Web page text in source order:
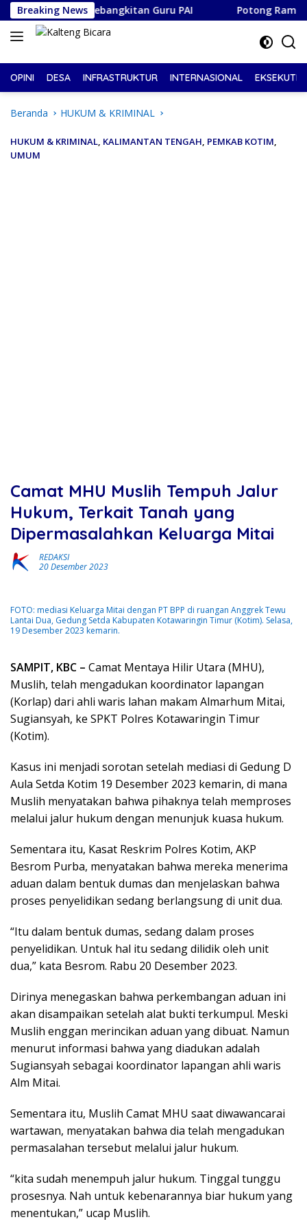
Langsung
ke
konten
Breaking News
Kebangkitan Guru PAI Potong Rambut Bayar
OPINI DESA INFRASTRUKTUR INTERNASIONAL EKSEKUTIF
Beranda HUKUM & KRIMINAL
HUKUM & KRIMINAL, KALIMANTAN TENGAH, PEMKAB KOTIM,
UMUM
Camat MHU Muslih Tempuh Jalur
Hukum, Terkait Tanah yang
Dipermasalahkan Keluarga Mitai
REDAKSI
20 Desember 2023
FOTO: mediasi Keluarga Mitai dengan PT BPP di ruangan Anggrek Tewu
Lantai Dua, Gedung Setda Kabupaten Kotawaringin Timur (Kotim). Selasa,
19 Desember 2023 kemarin.
SAMPIT, KBC – Camat Mentaya Hilir Utara (MHU),
Muslih, telah mengadukan koordinator lapangan
(Korlap) dari ahli waris lahan makam Almarhum Mitai,
Sugiansyah, ke SPKT Polres Kotawaringin Timur
(Kotim).
Kasus ini menjadi sorotan setelah mediasi di Gedung D
Aula Setda Kotim 19 Desember 2023 kemarin, di mana
Muslih menyatakan bahwa pihaknya telah memproses
melalui jalur hukum dengan menunjuk kuasa hukum.
Sementara itu, Kasat Reskrim Polres Kotim, AKP
Besrom Purba, menyatakan bahwa mereka menerima
aduan dalam bentuk dumas dan menjelaskan bahwa
proses penyelidikan sedang berlangsung di unit dua.
“Itu dalam bentuk dumas, sedang dalam proses
penyelidikan. Untuk hal itu sedang dilidik oleh unit
dua,” kata Besrom. Rabu 20 Desember 2023.
Dirinya menegaskan bahwa perkembangan aduan ini
akan disampaikan setelah alat bukti terkumpul. Meski
Muslih enggan merincikan aduan yang dibuat. Namun
menurut informasi bahwa yang diadukan adalah
Sugiansyah sebagai koordinator lapangan ahli waris
Alm Mitai.
Sementara itu, Muslih Camat MHU saat diwawancarai
wartawan, menyatakan bahwa dia telah mengadukan
permasalahan tersebut melalui jalur hukum.
“kita sudah menempuh jalur hukum. Tinggal tunggu
prosesnya. Nah untuk kebenarannya biar hukum yang
menentukan,” ucap Muslih.